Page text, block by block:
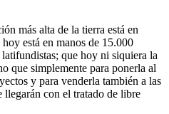
más alta de la tierra está en
está en manos de 15.000
que hoy ni siquiera la
que simplemente para ponerla al
y para venderla también a las
llegarán con el tratado de libre